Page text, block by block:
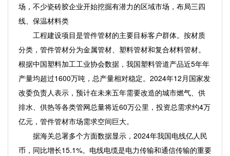
场，不少瓷砖胶企业开始挖掘有潜力的区域市场，布局三四
线、保温材料类
工程建设项目是管件管材的主要目标客户群体。按材质
分类，管件管材分为金属管材、塑料管材和复合材料管材。
根据中国塑料加工工业协会数据，我国塑料管道产品近5年年
产量均超过1600万吨，总产量相对稳定。2024年12月国家发
改委负责人表示，预计在未来五年需要改造的城市燃气、供
排水、供热等各类管网总量将近60万公里，投资总需求约4万
亿元，管件管材市场需求空间巨大。
据海关总署多个方面数据显示，2024年我国电线亿人民
币，同比增长15.1%。电线电缆是电力传输和通信传输的重要